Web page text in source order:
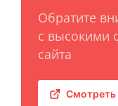
Обратите
с высокими
сайта
Смотреть